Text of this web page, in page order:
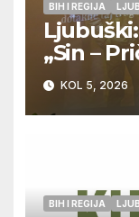
BIH I REGIJA
„Sin –
Zdenka
KOL 5, 2026
BIH I REGIJA